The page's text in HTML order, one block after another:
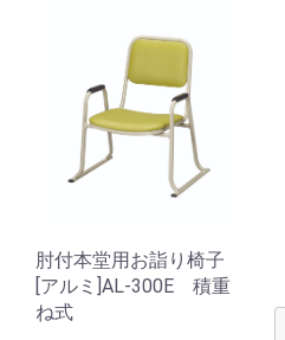
肘付本堂用お詣り椅子
[アルミ]AL-300E 積重
ね式